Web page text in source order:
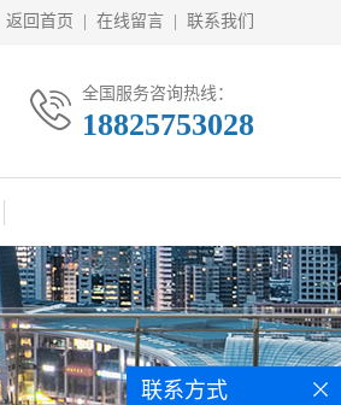
返回首页 在线留言 联系我们
全国服务咨询热线：
18825753028
联系方式